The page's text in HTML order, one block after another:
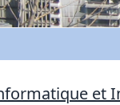
et